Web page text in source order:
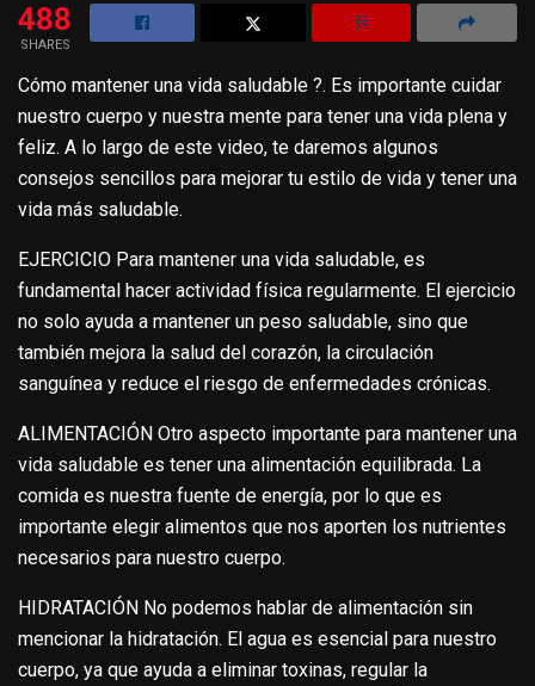
488
SHARES
Cómo mantener una vida saludable ?. Es importante cuidar
nuestro cuerpo y nuestra mente para tener una vida plena y
feliz. A lo largo de este video, te daremos algunos
consejos sencillos para mejorar tu estilo de vida y tener una
vida más saludable.
EJERCICIO Para mantener una vida saludable, es
fundamental hacer actividad física regularmente. El ejercicio
no solo ayuda a mantener un peso saludable, sino que
también mejora la salud del corazón, la circulación
sanguínea y reduce el riesgo de enfermedades crónicas.
ALIMENTACIÓN Otro aspecto importante para mantener una
vida saludable es tener una alimentación equilibrada. La
comida es nuestra fuente de energía, por lo que es
importante elegir alimentos que nos aporten los nutrientes
necesarios para nuestro cuerpo.
HIDRATACIÓN No podemos hablar de alimentación sin
mencionar la hidratación. El agua es esencial para nuestro
cuerpo, ya que ayuda a eliminar toxinas, regular la